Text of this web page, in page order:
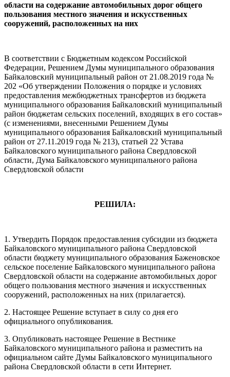
области на содержание автомобильных дорог общего
пользования местного значения и искусственных
сооружений, расположенных на них
В соответствии с Бюджетным кодексом Российской
Федерации, Решением Думы муниципального образования
Байкаловский муниципальный район от 21.08.2019 года №
202 «Об утверждении Положения о порядке и условиях
предоставления межбюджетных трансфертов из бюджета
муниципального образования Байкаловский муниципальный
район бюджетам сельских поселений, входящих в его состав»
(с изменениями, внесенными Решением Думы
муниципального образования Байкаловский муниципальный
район от 27.11.2019 года № 213), статьей 22 Устава
Байкаловского муниципального района Свердловской
области, Дума Байкаловского муниципального района
Свердловской области
РЕШИЛА:
1. Утвердить Порядок предоставления субсидии из бюджета
Байкаловского муниципального района Свердловской
области бюджету муниципального образования Баженовское
сельское поселение Байкаловского муниципального района
Свердловской области на содержание автомобильных дорог
общего пользования местного значения и искусственных
сооружений, расположенных на них (прилагается).
2. Настоящее Решение вступает в силу со дня его
официального опубликования.
3. Опубликовать настоящее Решение в Вестнике
Байкаловского муниципального района и разместить на
официальном сайте Думы Байкаловского муниципального
района Свердловской области в сети Интернет.